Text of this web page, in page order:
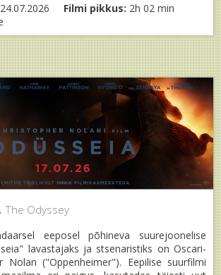
24.07.2026 Filmi pikkus: 2h 02 min
The Odyssey
eeposel põhineva suurejoonelise
lavastajaks ja stsenaristiks on Oscari-
Nolan ("Oppenheimer"). Eepilise suurfilmi